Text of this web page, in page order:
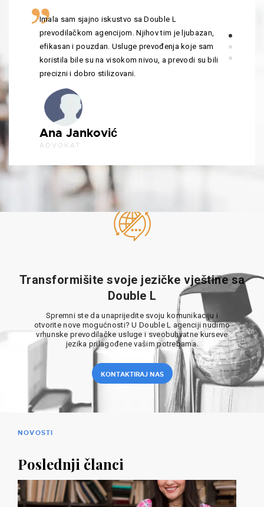
Imala sam sjajno iskustvo sa Double L
prevodilačkom agencijom. Njihov tim je ljubazan,
efikasan i pouzdan. Usluge prevođenja koje sam
koristila bile su na visokom nivou, a prevodi su bili
precizni i dobro stilizovani.
Ana Janković
ADVOKAT
Transformišite svoje jezičke vještine sa
Double L
Spremni ste da unaprijedite svoju komunikaciju i
otvorite nove mogućnosti? U Double L agenciji nudimo
vrhunske prevodilačke usluge i sveobuhvatne kurseve
jezika prilagođene vašim potrebama.
KONTAKTIRAJ NAS
NOVOSTI
Poslednji članci